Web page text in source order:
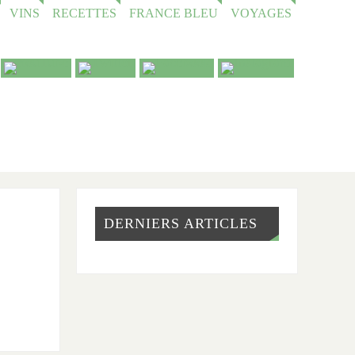
VINS RECETTES FRANCE BLEU VOYAGES
DERNIERS ARTICLES